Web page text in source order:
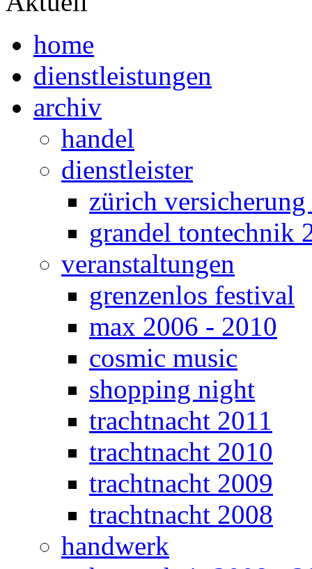
home
dienstleistungen
archiv
handel
dienstleister
zürich
grandel tontechnik
veranstaltungen
grenzenlos festival
max 2006 - 2010
cosmic music
shopping night
trachtnacht 2011
trachtnacht 2010
trachtnacht 2009
trachtnacht 2008
handwerk